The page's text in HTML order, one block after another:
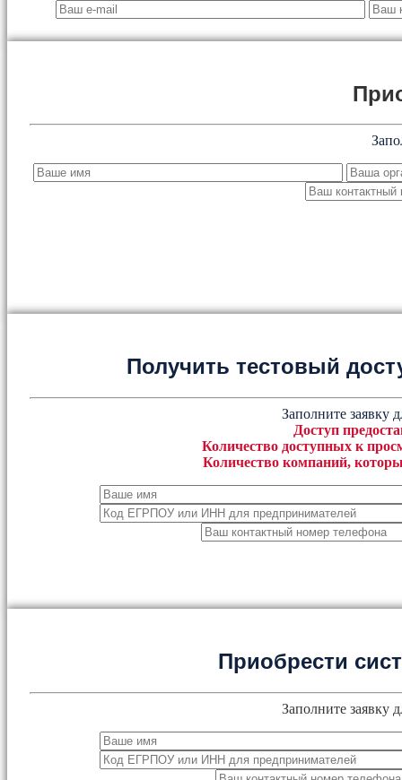
Получить тестовый
Заполните заявку
Доступ
Количество доступных к
Количество компаний,
Приобрести
Заполните заявку